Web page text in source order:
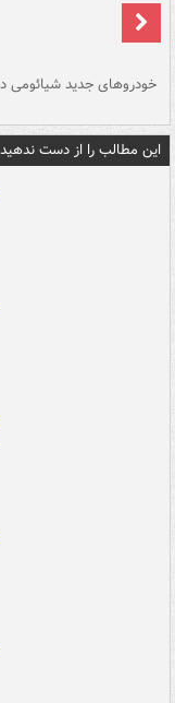
خودروهای جدید شیائومی در
این مطالب را از دست